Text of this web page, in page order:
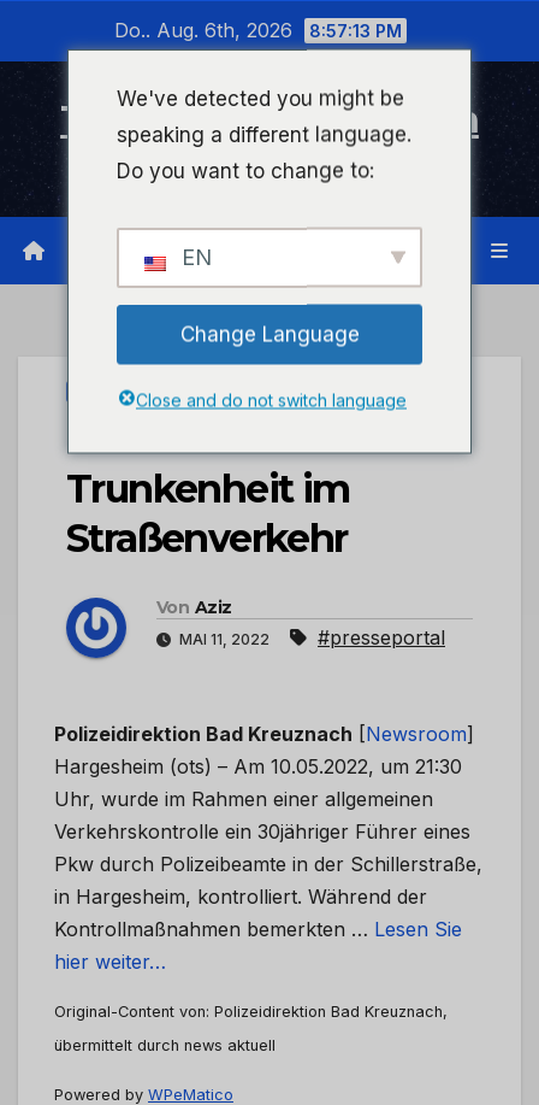
wechseln
Do.. Aug. 6th, 2026 8:57:13 PM
Timeline Bad Kreuznach
Infonetzwerk für Bad Kreuznach
PRESSEPORTAL
POL-PDKH:
Trunkenheit im
Straßenverkehr
Von Aziz
MAI 11, 2022 #presseportal
Polizeidirektion Bad Kreuznach [Newsroom]
Hargesheim (ots) – Am 10.05.2022, um 21:30
Uhr, wurde im Rahmen einer allgemeinen
Verkehrskontrolle ein 30jähriger Führer eines
Pkw durch Polizeibeamte in der Schillerstraße,
in Hargesheim, kontrolliert. Während der
Kontrollmaßnahmen bemerkten … Lesen Sie
hier weiter…
Original-Content von: Polizeidirektion Bad Kreuznach,
übermittelt durch news aktuell
Powered by WPeMatico
We've detected you might be
speaking a different language.
Do you want to change to:
EN
Change Language
Close and do not switch language